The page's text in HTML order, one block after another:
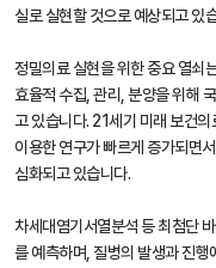
실로 실현할 것으로 예상되고 있
정밀의료 실현을 위한 중요 열쇠
효율적 수집, 관리, 분양을 위해
고 있습니다. 21세기 미래 보건
이용한 연구가 빠르게 증가되면
심화되고 있습니다.
차세대염기서열분석 등 최첨단
를 예측하며, 질병의 발생과 진행